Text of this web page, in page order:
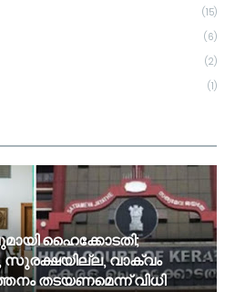
(15)
(6)
(2)
(1)
ഹൈക്കോടതി;
സുരക്ഷയില്ല, വാക്വം
തടയണമെന്ന് വിധി